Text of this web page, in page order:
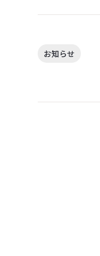
お知らせ